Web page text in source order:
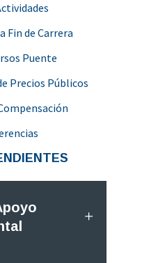
Fin de Carrera
Puente
Precios Públicos